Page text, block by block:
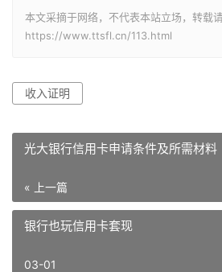
本文采摘于网络，不代表本站立场，转载请
https://www.ttsfl.cn/113.html
收入证明
光大银行信用卡申请条件及所需材料
« 上一篇
银行也玩信用卡套现
03-01